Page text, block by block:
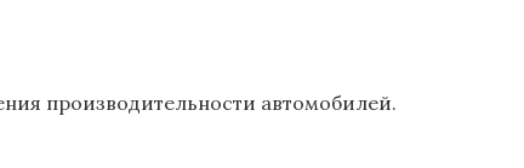
производительности автомобилей.